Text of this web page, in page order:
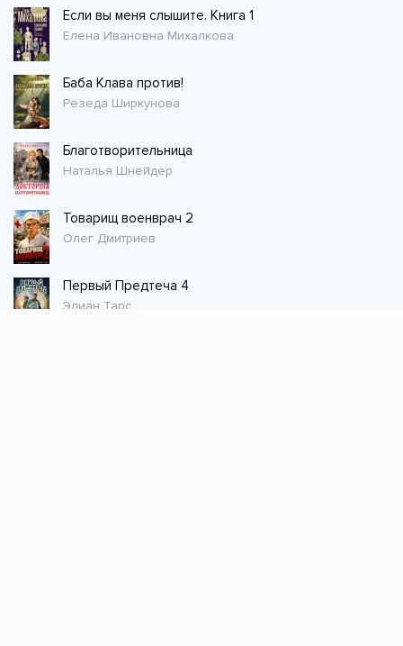
Если вы меня слышите. Книга 1
Елена Ивановна Михалкова
Баба Клава против!
Резеда Ширкунова
Благотворительница
Наталья Шнейдер
Товарищ военврач 2
Олег Дмитриев
Первый Предтеча 4
Элиан Тарс